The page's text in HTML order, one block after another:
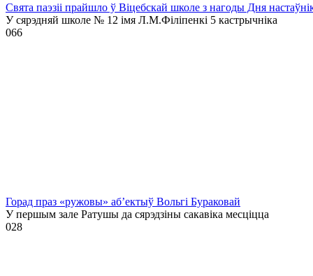
Свята паэзіі прайшло ў Віцебскай школе з нагоды Дня
У сярэдняй школе № 12 імя Л.М.Філіпенкі 5 кастрычніка
066
Горад праз «ружовы» аб’ектыў Вольгі Бураковай
У першым зале Ратушы да сярэдзіны сакавіка месціцца
028